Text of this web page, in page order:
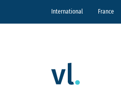
International France